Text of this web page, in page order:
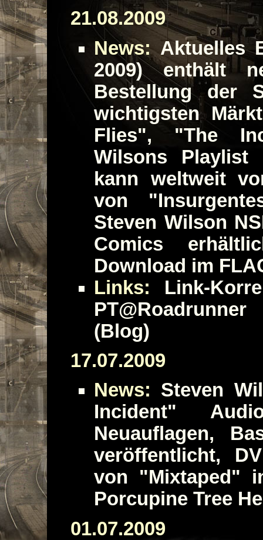
21.08.2009
News:Aktuelles
2009) enthält
Bestellung der
wichtigsten
Flies", "The
Wilsons Playlist
kann weltweit
von
Steven Wilson
Comics
Download im
Links: Link-
(Blog)
17.07.2009
News: Steven
Incident"
Neuauflagen,
veröffentlicht,
von "Mixtaped"
Porcupine Tree
01.07.2009